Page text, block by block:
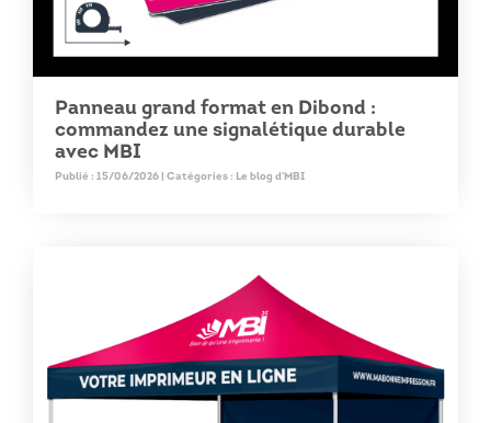
Panneau grand format en Dibond :
commandez une signalétique durable
avec MBI
Publié : 15/06/2026 | Catégories : Le blog d'MBI